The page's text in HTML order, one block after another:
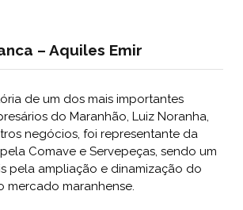
– Aquiles Emir
de um dos mais importantes
do Maranhão, Luiz Noranha,
negócios, foi representante da
Comave e Servepeças, sendo um
pela ampliação e dinamização do
mercado maranhense.